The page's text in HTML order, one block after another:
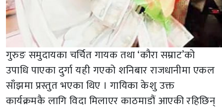
गुरुङ समुदायका चर्चित गायक तथा ‘कौरा सम्राट’को
उपाधि पाएका दुर्गा यही गएको शनिबार राजधानीमा एकल
साँझमा प्रस्तुत भएका थिए । गायिका केशु उक्त
कार्यक्रमकै लागि विदा मिलाएर काठमाडौं आएकी रहिछिन्